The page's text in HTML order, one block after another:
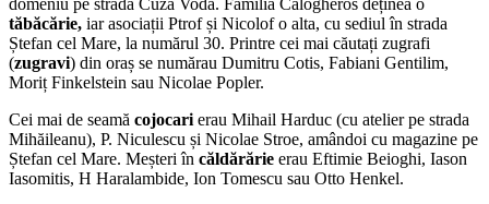
tăbăcărie, iar asociații Ptrof și Nicolof o alta, cu sediul în strada
Ștefan cel Mare, la numărul 30. Printre cei mai căutați zugrafi
(zugravi) din oraș se numărau Dumitru Cotis, Fabiani Gentilim,
Moriț Finkelstein sau Nicolae Popler.
Cei mai de seamă cojocari erau Mihail Harduc (cu atelier pe strada
Mihăileanu), P. Niculescu și Nicolae Stroe, amândoi cu magazine pe
Ștefan cel Mare. Meșteri în căldărărie erau Eftimie Beioghi, Iason
Iasomitis, H Haralambide, Ion Tomescu sau Otto Henkel.